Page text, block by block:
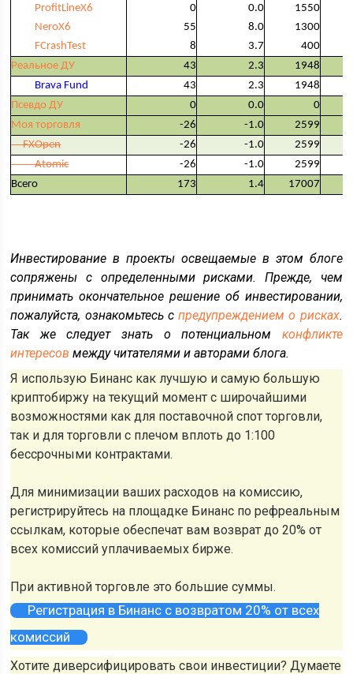
ProfitLineX6
0 0.0
1550
NeroX6
55 8.0
1300
FCrashTest
8 3.7
400
Реальное ДУ
43 2.3
1948
Brava Fund
43 2.3
1948
Псевдо ДУ
0 0.0
0
Моя торговля
-26 -1.0
2599
FXOpen
-26 -1.0
2599
Atomic
-26 -1.0
2599
Всего
173 1.4 17007
Инвестирование в проекты освещаемые в этом блоге
сопряжены с определенными рисками. Прежде, чем
принимать окончательное решение об инвестировании,
пожалуйста, ознакомьтесь спредупреждением о рисках.
Так же следует знать о потенциальном конфликте
интересов между читателями и авторами блога.
Я использую Бинанс как лучшую и самую большую
криптобиржу на текущий момент с широчайшими
возможностями как для поставочной спот торговли,
так и для торговли с плечом вплоть до 1:100
бессрочными контрактами.
Для минимизации ваших расходов на комиссию,
регистрируйтесь на площадке Бинанс по рефреальным
ссылкам, которые обеспечат вам возврат до 20% от
всех комиссий уплачиваемых бирже.
При активной торговле это большие суммы.
Регистрация в Бинанс с возвратом 20% от всех
комиссий
Хотите диверсифицировать свои инвестиции? Думаете